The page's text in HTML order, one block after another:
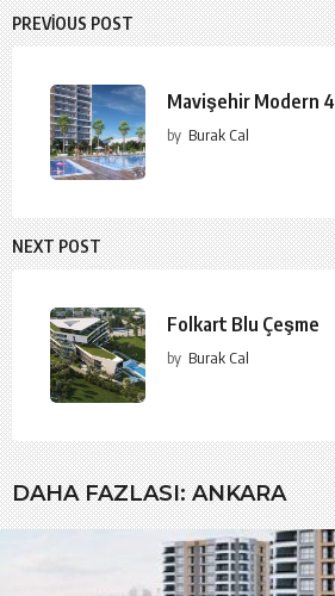
PREVIOUS POST
Mavişehir Modern 4
by Burak Cal
NEXT POST
Folkart Blu Çeşme
by Burak Cal
DAHA FAZLASI:ANKARA